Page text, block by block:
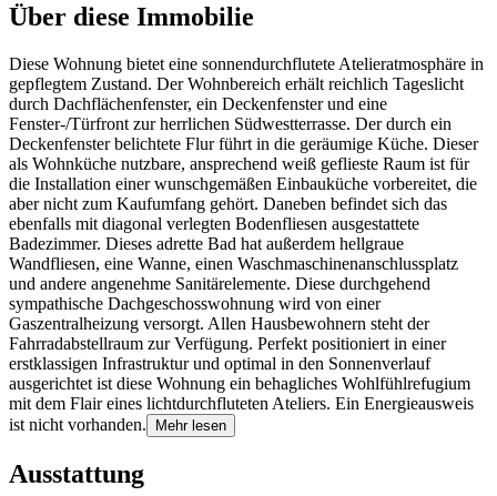
Über diese Immobilie
Diese Wohnung bietet eine sonnendurchflutete Atelieratmosphäre in
gepflegtem Zustand. Der Wohnbereich erhält reichlich Tageslicht
durch Dachflächenfenster, ein Deckenfenster und eine
Fenster-/Türfront zur herrlichen Südwestterrasse. Der durch ein
Deckenfenster belichtete Flur führt in die geräumige Küche. Dieser
als Wohnküche nutzbare, ansprechend weiß geflieste Raum ist für
die Installation einer wunschgemäßen Einbauküche vorbereitet, die
aber nicht zum Kaufumfang gehört. Daneben befindet sich das
ebenfalls mit diagonal verlegten Bodenfliesen ausgestattete
Badezimmer. Dieses adrette Bad hat außerdem hellgraue
Wandfliesen, eine Wanne, einen Waschmaschinenanschlussplatz
und andere angenehme Sanitärelemente. Diese durchgehend
sympathische Dachgeschosswohnung wird von einer
Gaszentralheizung versorgt. Allen Hausbewohnern steht der
Fahrradabstellraum zur Verfügung. Perfekt positioniert in einer
erstklassigen Infrastruktur und optimal in den Sonnenverlauf
ausgerichtet ist diese Wohnung ein behagliches Wohlfühlrefugium
mit dem Flair eines lichtdurchfluteten Ateliers. Ein Energieausweis
ist nicht vorhanden.
Mehr lesen
Ausstattung